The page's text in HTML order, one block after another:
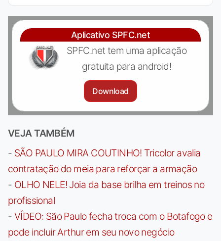
Aplicativo SPFC.net
SPFC.net tem uma aplicação
gratuita para android!
Download
VEJA TAMBÉM
- SÃO PAULO MIRA COUTINHO! Tricolor avalia
contratação do meia para reforçar a armação
- OLHO NELE! Joia da base brilha em treinos no
profissional
- VÍDEO: São Paulo fecha troca com o Botafogo e
pode incluir Arthur em seu novo negócio